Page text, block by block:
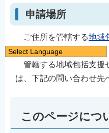
申請場所
ご住所を管轄する地域
相談窓口）です。
管轄する地域包括支援
は、下記の問い合わせ先
このページにつ
Select Language
日本語
English
繁體中文
한국어